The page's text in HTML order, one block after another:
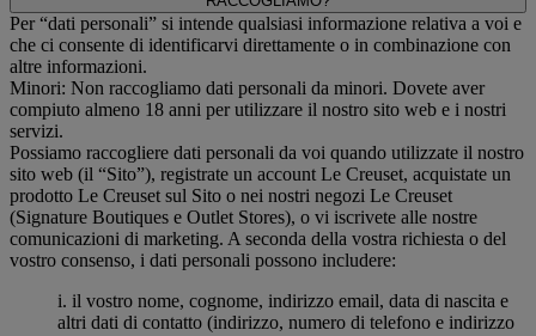
Per “dati personali” si intende qualsiasi informazione relativa a voi e
che ci consente di identificarvi direttamente o in combinazione con
altre informazioni.
Minori: Non raccogliamo dati personali da minori. Dovete aver
compiuto almeno 18 anni per utilizzare il nostro sito web e i nostri
servizi.
Possiamo raccogliere dati personali da voi quando utilizzate il nostro
sito web (il “Sito”), registrate un account Le Creuset, acquistate un
prodotto Le Creuset sul Sito o nei nostri negozi Le Creuset
(Signature Boutiques e Outlet Stores), o vi iscrivete alle nostre
comunicazioni di marketing. A seconda della vostra richiesta o del
vostro consenso, i dati personali possono includere:
i. il vostro nome, cognome, indirizzo email, data di nascita e
altri dati di contatto (indirizzo, numero di telefono e indirizzo